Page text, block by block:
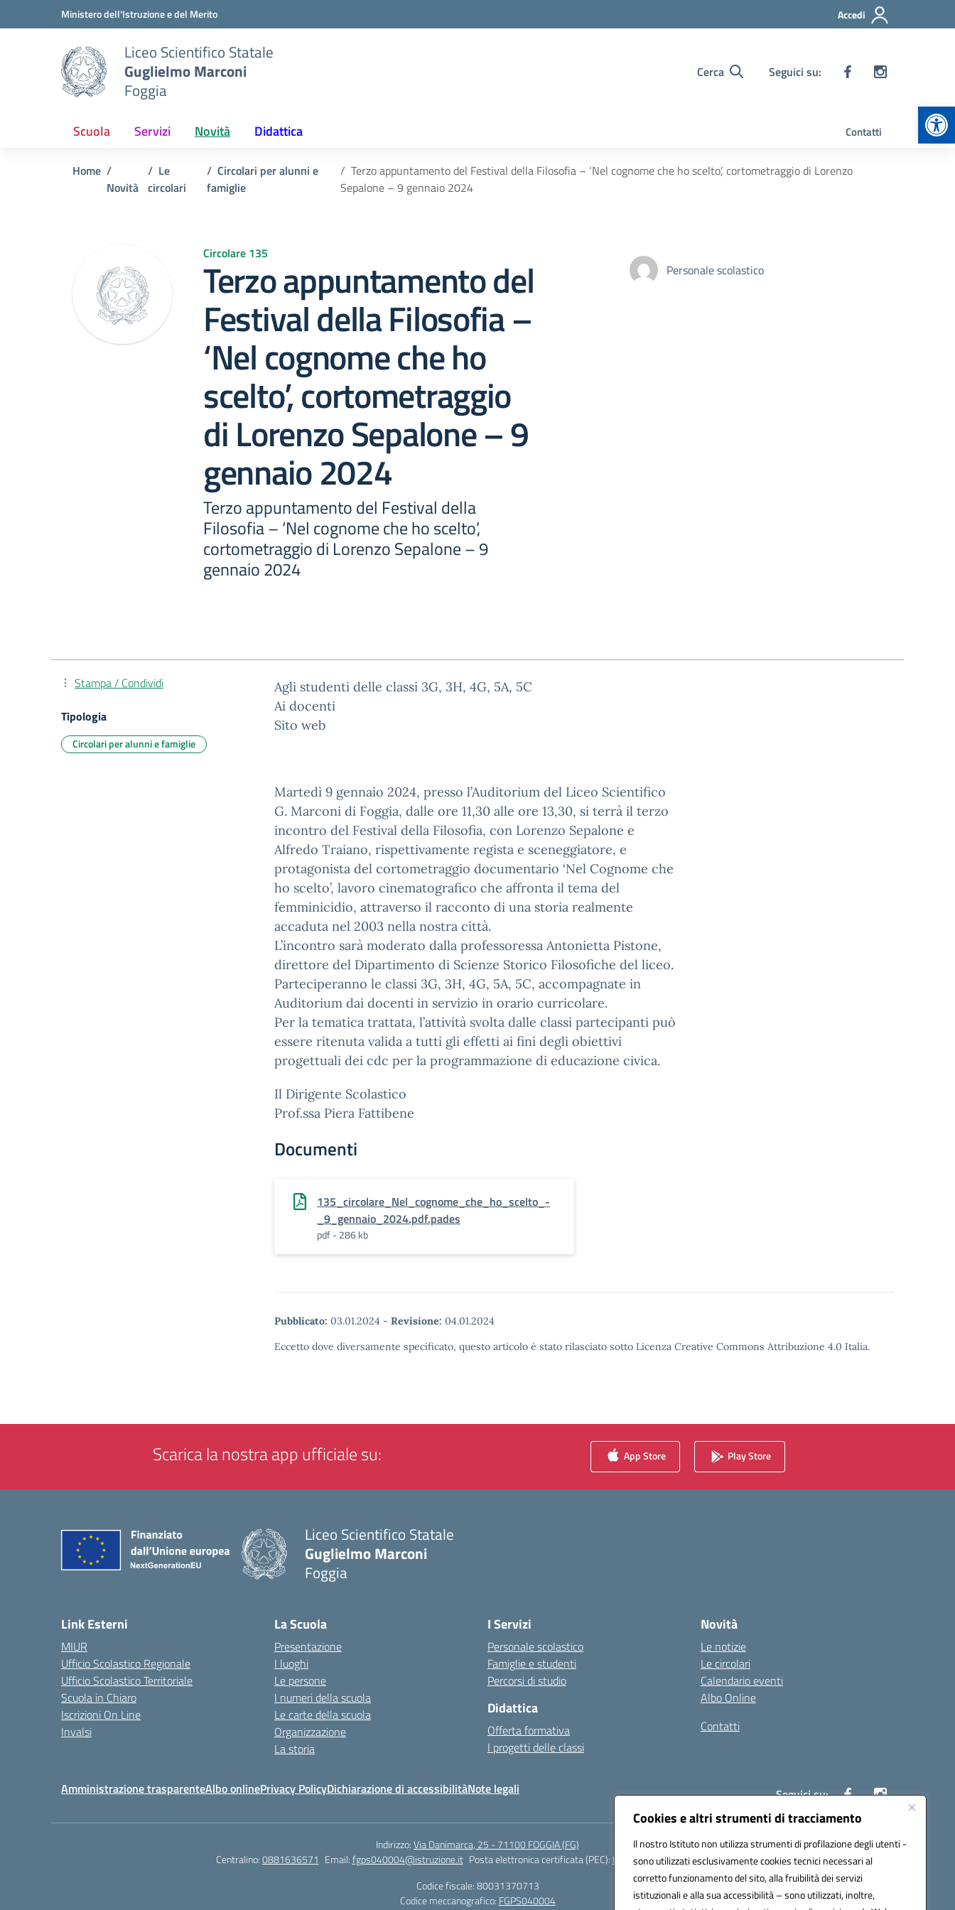
Cookies e altri strumenti di tracciamento
Il nostro Istituto non utilizza strumenti di profilazione degli utenti -
sono utilizzati esclusivamente cookies tecnici necessari al
corretto funzionamento del sito, alla fruibilità dei servizi
istituzionali e alla sua accessibilità – sono utilizzati, inoltre,
Vai ai contenuti
Vai al menu di navigazioneMinistero dell'Istruzione e del Merito Accedi
Liceo Scientifico Statale
Guglielmo Marconi
Foggia
Cerca Seguici su:
Scuola Servizi Novità Didattica Contatti
Home
Novità
Le
circolari
Circolari per alunni e
famiglie
Terzo appuntamento del Festival della Filosofia – ‘Nel cognome che ho scelto’, cortometraggio di Lorenzo
Sepalone – 9 gennaio 2024
Circolare 135
Terzo appuntamento del
Festival della Filosofia –
‘Nel cognome che ho
scelto’, cortometraggio
di Lorenzo Sepalone – 9
gennaio 2024
Terzo appuntamento del Festival della
Filosofia – ‘Nel cognome che ho scelto’,
cortometraggio di Lorenzo Sepalone – 9
gennaio 2024
Personale scolastico
Agli studenti delle classi 3G, 3H, 4G, 5A, 5C
Ai docenti
Sito web
Martedì 9 gennaio 2024, presso l’Auditorium del Liceo Scientifico
G. Marconi di Foggia, dalle ore 11,30 alle ore 13,30, si terrà il terzo
incontro del Festival della Filosofia, con Lorenzo Sepalone e
Alfredo Traiano, rispettivamente regista e sceneggiatore, e
protagonista del cortometraggio documentario ‘Nel Cognome che
ho scelto’, lavoro cinematografico che affronta il tema del
femminicidio, attraverso il racconto di una storia realmente
accaduta nel 2003 nella nostra città.
L’incontro sarà moderato dalla professoressa Antonietta Pistone,
direttore del Dipartimento di Scienze Storico Filosofiche del liceo.
Parteciperanno le classi 3G, 3H, 4G, 5A, 5C, accompagnate in
Auditorium dai docenti in servizio in orario curricolare.
Per la tematica trattata, l’attività svolta dalle classi partecipanti può
essere ritenuta valida a tutti gli effetti ai fini degli obiettivi
progettuali dei cdc per la programmazione di educazione civica.
Il Dirigente Scolastico
Prof.ssa Piera Fattibene
Documenti
135_circolare_Nel_cognome_che_ho_scelto_-
_9_gennaio_2024.pdf.pades
pdf - 286 kb
Pubblicato: 03.01.2024 - Revisione: 04.01.2024
Eccetto dove diversamente specificato, questo articolo è stato rilasciato sotto Licenza Creative Commons Attribuzione 4.0 Italia.
Stampa / Condividi
Tipologia
Circolari per alunni e famiglie
Scarica la nostra app ufficiale su: App Store Play Store
Liceo Scientifico Statale
Guglielmo Marconi
Foggia
Link Esterni
MIUR
Ufficio Scolastico Regionale
Ufficio Scolastico Territoriale
Scuola in Chiaro
Iscrizioni On Line
Invalsi
La Scuola
Presentazione
I luoghi
Le persone
I numeri della scuola
Le carte della scuola
Organizzazione
La storia
I Servizi
Personale scolastico
Famiglie e studenti
Percorsi di studio
Didattica
Offerta formativa
I progetti delle classi
Novità
Le notizie
Le circolari
Calendario eventi
Albo Online
Contatti
Amministrazione trasparenteAlbo onlinePrivacy PolicyDichiarazione di accessibilitàNote legali Seguici su:
Indirizzo:Via Danimarca, 25 - 71100 FOGGIA (FG)
Centralino:0881636571 Email:fgps040004@istruzione.it Posta elettronica certificata (PEC):fgps040004@pec.istruzione.it
Codice fiscale: 80031370713
Codice meccanografico: FGPS040004